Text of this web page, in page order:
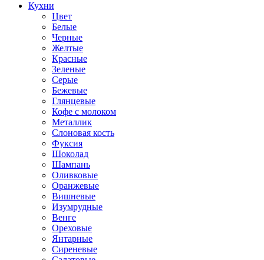
Кухни
Цвет
Белые
Черные
Желтые
Красные
Зеленые
Серые
Бежевые
Глянцевые
Кофе с молоком
Металлик
Слоновая кость
Фуксия
Шоколад
Шампань
Оливковые
Оранжевые
Вишневые
Изумрудные
Венге
Ореховые
Янтарные
Сиреневые